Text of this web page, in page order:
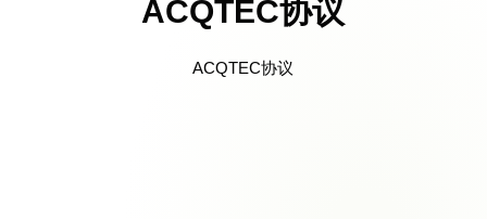
ACQTEC协议
ACQTEC协议